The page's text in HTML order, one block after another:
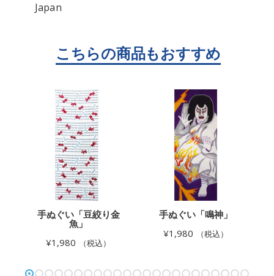
Japan
手ぬぐい「豆絞り金
魚」
¥1,980 （税込）
手ぬぐい「鳴神」
¥1,980 （税込）